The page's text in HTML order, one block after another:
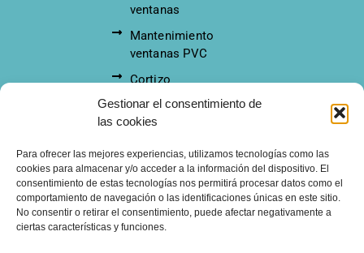
Gestionar el consentimiento de
las cookies
Para ofrecer las mejores experiencias, utilizamos tecnologías como las
cookies para almacenar y/o acceder a la información del dispositivo. El
consentimiento de estas tecnologías nos permitirá procesar datos como el
comportamiento de navegación o las identificaciones únicas en este sitio.
No consentir o retirar el consentimiento, puede afectar negativamente a
ciertas características y funciones.
ventanas
Mantenimiento
ventanas PVC
Cortizo
Ventanas PVC Mallorca
Solicita info